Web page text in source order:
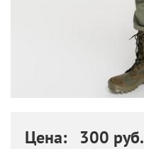
Цена: 300 руб.